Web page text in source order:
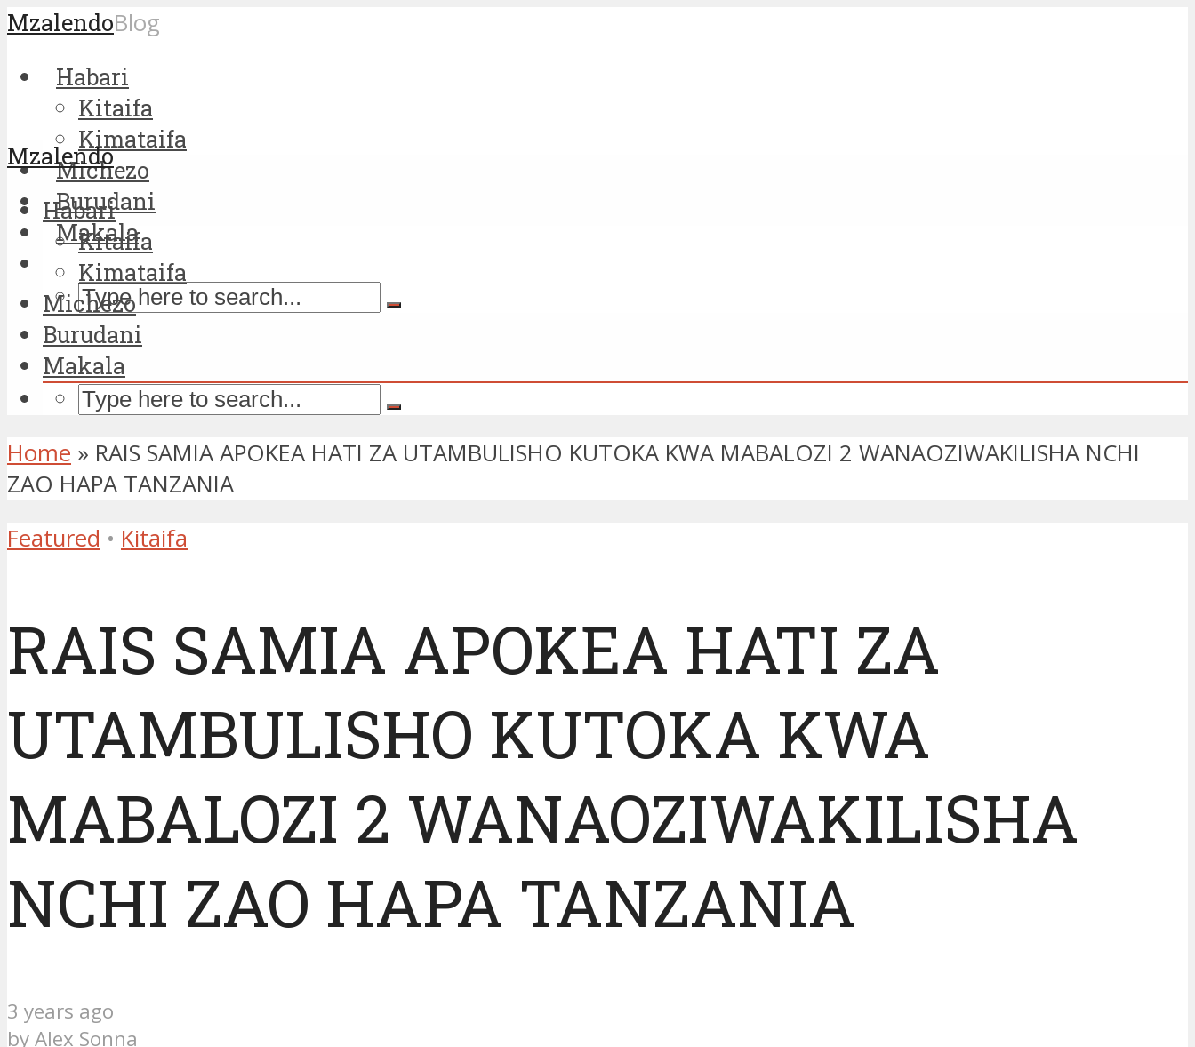
MzalendoBlog
Habari
Kitaifa
Kimataifa
Michezo
Burudani
Makala
Mzalendo
Habari
Kitaifa
Kimataifa
Michezo
Burudani
Makala
Home » RAIS SAMIA APOKEA HATI ZA UTAMBULISHO KUTOKA KWA MABALOZI 2 WANAOZIWAKILISHA NCHI
ZAO HAPA TANZANIA
Featured • Kitaifa
RAIS SAMIA APOKEA HATI ZA
UTAMBULISHO KUTOKA KWA
MABALOZI 2 WANAOZIWAKILISHA
NCHI ZAO HAPA TANZANIA
3 years ago
byAlex Sonna